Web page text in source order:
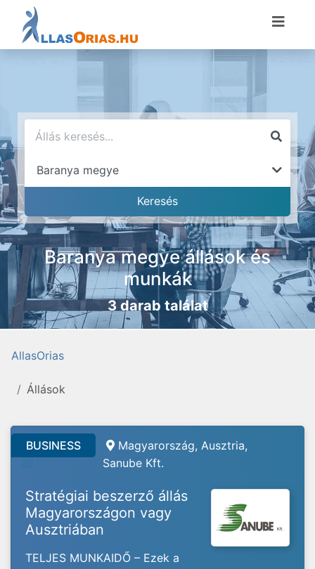
Baranya megye állások és
munkák
3 darab találat
AllasOrias
Állások
BUSINESS
Magyarország, Ausztria,
Sanube Kft.
Stratégiai beszerző állás
Magyarországon vagy
Ausztriában
TELJES MUNKAIDŐ – Ezek a